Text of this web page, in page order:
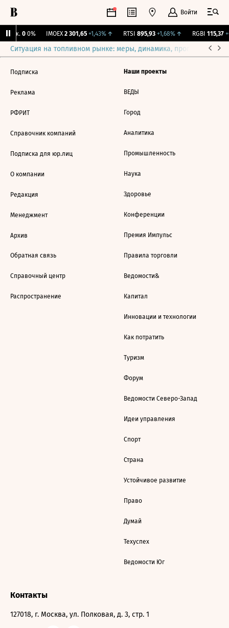
Войти
Бирж. 0 0% IMOEX 2 301,65 +1,43%↑ RTSI 895,93 +1,68%↑ RGBI 115,37
Ситуация на топливном рынке: меры, динамика, прогнозы
Подписка
Реклама
РФРИТ
Справочник компаний
Подписка для юр.лиц
О компании
Редакция
Менеджмент
Архив
Обратная связь
Справочный центр
Распространение
Наши проекты
ВЕДЫ
Город
Аналитика
Промышленность
Наука
Здоровье
Конференции
Премия Импульс
Правила торговли
Ведомости&
Капитал
Инновации и технологии
Как потратить
Туризм
Форум
Ведомости Северо-Запад
Идеи управления
Спорт
Страна
Устойчивое развитие
Право
Думай
Техуспех
Ведомости Юг
Контакты
127018, г. Москва, ул. Полковая, д. 3, стр. 1